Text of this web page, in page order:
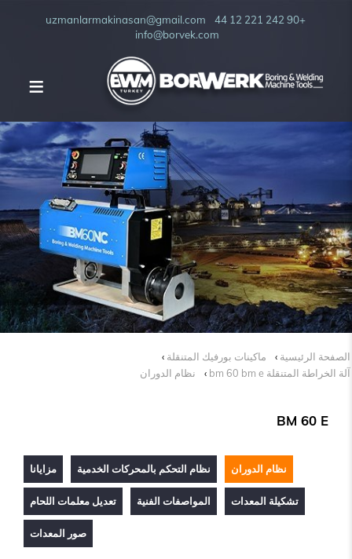
+90 242 221 12 44
uzmanlarmakinasan@gmail.com
info@borvek.com
الصفحة الرئيسية
ماكينات بورفيك المتنقلة
آلة الخراطة المتنقلة bm 60 bm e
نظام الدوران
BM 60 E
مزايانا نظام التحكم بالمحركات الخدمية نظام الدوران
تعديل معلمات اللحام المواصفات الفنية تشكيلة المعدات
صور المعدات